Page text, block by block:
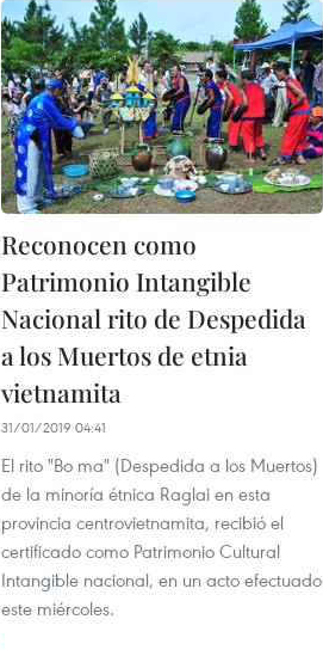
Reconocen como
Patrimonio Intangible
Nacional rito de Despedida
a los Muertos de etnia
vietnamita
31/01/2019 04:41
El rito "Bo ma" (Despedida a los Muertos)
de la minoría étnica Raglai en esta
provincia centrovietnamita, recibió el
certificado como Patrimonio Cultural
Intangible nacional, en un acto efectuado
este miércoles.